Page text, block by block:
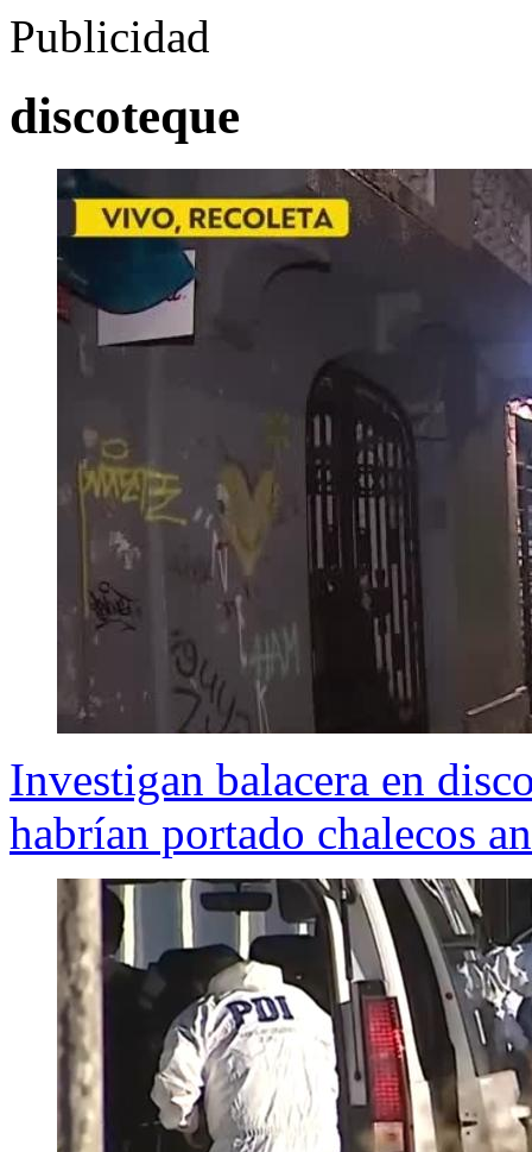
Publicidad
discoteque
Investigan balacera en
habrían portado chalecos